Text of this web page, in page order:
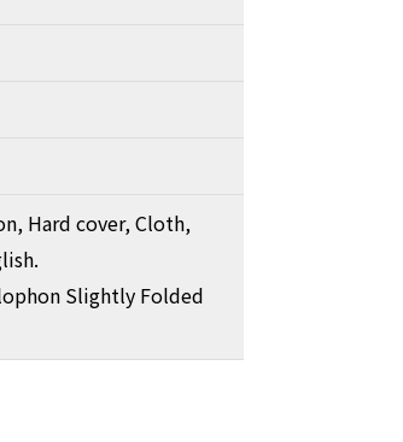
Hard cover, Cloth,
Slightly Folded